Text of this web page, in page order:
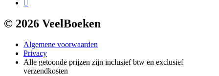
© 2026 VeelBoeken
Algemene voorwaarden
Privacy
Alle getoonde prijzen zijn inclusief btw en exclusief
verzendkosten